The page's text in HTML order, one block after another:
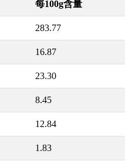
每100g含量
283.77
16.87
23.30
8.45
12.84
1.83